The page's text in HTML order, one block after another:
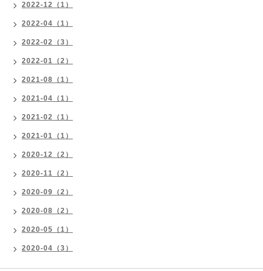
2022-12（1）
2022-04（1）
2022-02（3）
2022-01（2）
2021-08（1）
2021-04（1）
2021-02（1）
2021-01（1）
2020-12（2）
2020-11（2）
2020-09（2）
2020-08（2）
2020-05（1）
2020-04（3）